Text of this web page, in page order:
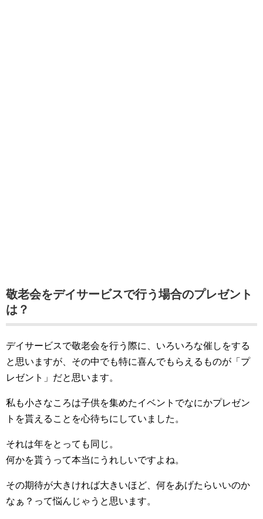
敬老会をデイサービスで行う場合のプレゼント
は？
デイサービスで敬老会を行う際に、いろいろな催しをする
と思いますが、その中でも特に喜んでもらえるものが「プ
レゼント」だと思います。
私も小さなころは子供を集めたイベントでなにかプレゼン
トを貰えることを心待ちにしていました。
それは年をとっても同じ。
何かを貰うって本当にうれしいですよね。
その期待が大きければ大きいほど、何をあげたらいいのか
なぁ？って悩んじゃうと思います。